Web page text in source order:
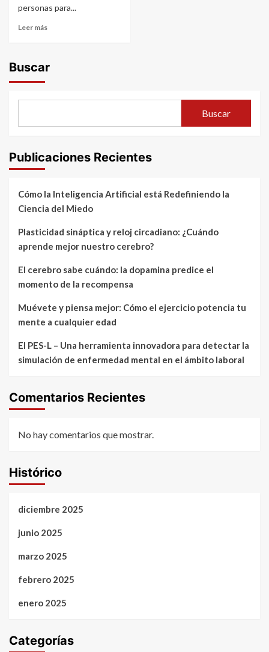
personas para...
Leer más
Buscar
Buscar
Publicaciones Recientes
Cómo la Inteligencia Artificial está Redefiniendo la
Ciencia del Miedo
Plasticidad sináptica y reloj circadiano: ¿Cuándo
aprende mejor nuestro cerebro?
El cerebro sabe cuándo: la dopamina predice el
momento de la recompensa
Muévete y piensa mejor: Cómo el ejercicio potencia tu
mente a cualquier edad
El PES-L – Una herramienta innovadora para detectar la
simulación de enfermedad mental en el ámbito laboral
Comentarios Recientes
No hay comentarios que mostrar.
Histórico
diciembre 2025
junio 2025
marzo 2025
febrero 2025
enero 2025
Categorías